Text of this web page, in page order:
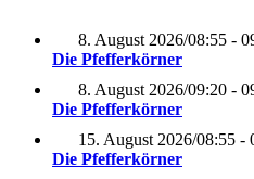
8. August 2026/08:55 -
Die Pfefferkörner
8. August 2026/09:20 -
Die Pfefferkörner
15. August 2026/08:55 -
Die Pfefferkörner